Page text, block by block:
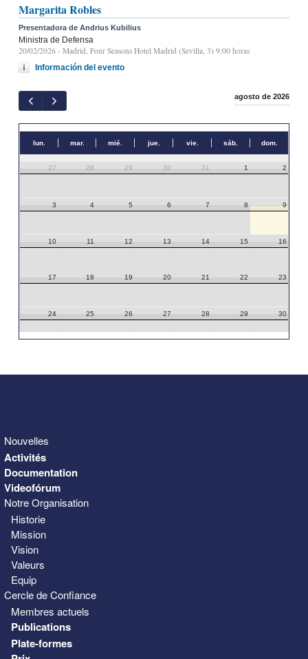
Margarita Robles
Presentadora de Andrius Kubilius
Ministra de Defensa
20/02/2026 - Madrid, Four Seasons Hotel Madrid (Sevilla, 3) 9:00 horas
Información del evento
agosto de 2026
lun. mar. mié. jue. vie. sáb. dom.
27 28 29 30 31 1 2
3 4 5 6 7 8 9
10 11 12 13 14 15 16
17 18 19 20 21 22 23
24 25 26 27 28 29 30
Nouvelles
Activités
Documentation
Videofórum
Notre Organisation
Historie
Mission
Vision
Valeurs
Equip
Cercle de Confiance
Membres actuels
Publications
Plate-formes